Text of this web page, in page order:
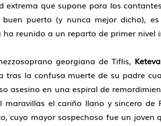
extrema que supone para los
puerto (y nunca mejor dicho),
ha reunido a un reparto de primer nivel
georgiana de Tiflis,
tras la confusa muerte de su padre
asesino en una espiral de
maravillas el cariño llano y sincero de
cuyo mayor sospechoso fue un